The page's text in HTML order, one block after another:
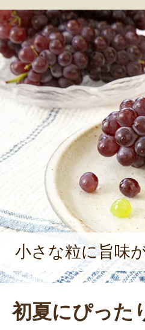
れ、最上川が流れ
響が強い盆地型の
の移り変わりがは
農産物を作るため
域の特性を活かし
る。特にぶどう
など、果樹の栽培
ド牛「米沢牛」
堆肥を使用した
る。
小さな粒に旨味
初夏にぴった